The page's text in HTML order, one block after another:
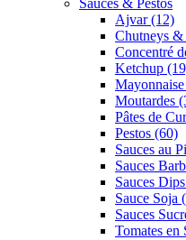
Sauces & Pestos
Ajvar (12)
Chutneys &
Concentré
Ketchup
Moutardes
Pâtes de
Pestos (60)
Sauces au
Sauces
Sauces
Sauce Soja
Sauces
Tomates en